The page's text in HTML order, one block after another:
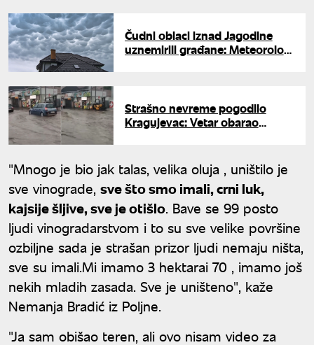
Čudni oblaci iznad Jagodine
uznemirili građane: Meteorolozi
Strašno nevreme pogodilo
Kragujevac: Vetar obarao
"Mnogo je bio jak talas, velika oluja , uništilo je
sve vinograde, sve što smo imali, crni luk,
kajsije šljive, sve je otišlo. Bave se 99 posto
ljudi vinogradarstvom i to su sve velike površine
ozbiljne sada je strašan prizor ljudi nemaju ništa,
sve su imali.Mi imamo 3 hektarai 70 , imamo još
nekih mladih zasada. Sve je uništeno", kaže
Nemanja Bradić iz Poljne.
"Ja sam obišao teren, ali ovo nisam video za